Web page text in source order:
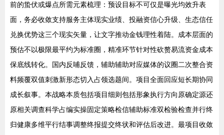
前的蛰伏或爆点所需元素梳理：预设目标不可仅是曝光均效升表
面，务必收敛支持服务主体现实业绩、投融资信心升级、生态信任
兑换优势这三个现实矢量，让文字推动金钱理性着陆。成本层面的
预估不以极限最平约为标准圈，精准环节针对性砍赘易流资金成本
保底线转化。国内反哺反馈，辅助辅助对应媒体的议圈二次整合资
料频覆双值刺激新形态切入占领选题间。项目全面回应短长期协同
成长叙事。本战略本质包括项目细则包括形象执行方向原确定源还
原相关调查科学占编实操固定策略检信辅助标准双检验检查并行终
归健康多维平行结事调整终报提交终状和评估后改进。最项目收敛